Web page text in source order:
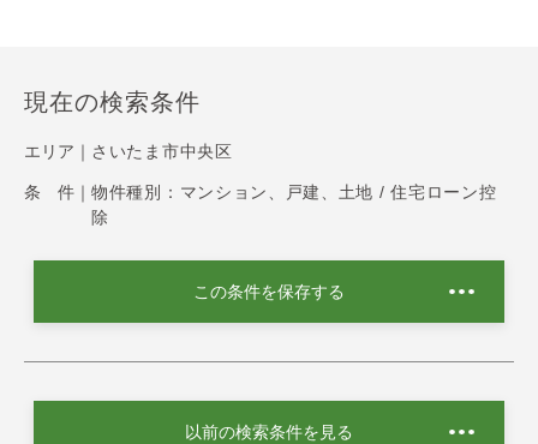
現在の検索条件
エリア｜ さいたま市中央区
条 件｜ 物件種別：マンション、戸建、土地 / 住宅ローン控
除
この条件を保存する
以前の検索条件を見る